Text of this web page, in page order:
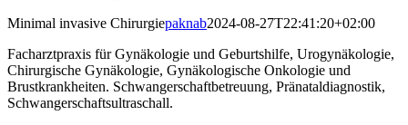
Minimal invasive Chirurgiepaknab2024-08-27T22:41:20+02:00
Facharztpraxis für Gynäkologie und Geburtshilfe, Urogynäkologie,
Chirurgische Gynäkologie, Gynäkologische Onkologie und
Brustkrankheiten. Schwangerschaftbetreuung, Pränataldiagnostik,
Schwangerschaftsultraschall.